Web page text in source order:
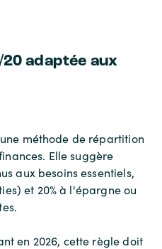
adaptée aux
méthode de répartition
Elle suggère
aux besoins essentiels,
et 20% à l'épargne ou
en 2026, cette règle doit